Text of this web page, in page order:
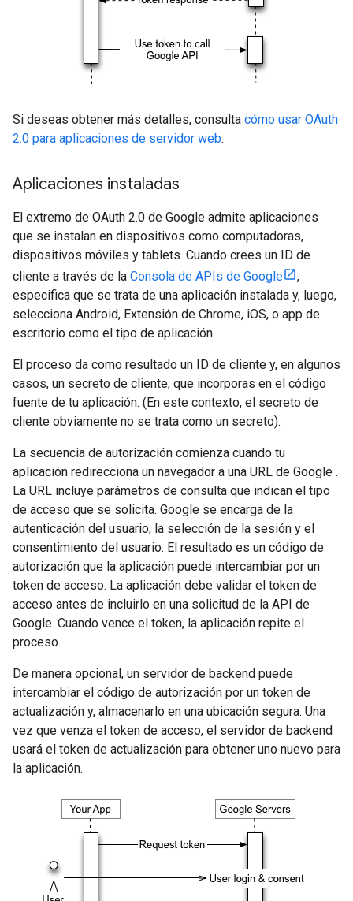
Si deseas obtener más detalles, consulta cómo usar OAuth
2.0 para aplicaciones de servidor web.
Aplicaciones instaladas
El extremo de OAuth 2.0 de Google admite aplicaciones
que se instalan en dispositivos como computadoras,
dispositivos móviles y tablets. Cuando crees un ID de
cliente a través de la Consola de APIs de Google
,
especifica que se trata de una aplicación instalada y, luego,
selecciona Android, Extensión de Chrome, iOS, o app de
escritorio como el tipo de aplicación.
El proceso da como resultado un ID de cliente y, en algunos
casos, un secreto de cliente, que incorporas en el código
fuente de tu aplicación. (En este contexto, el secreto de
cliente obviamente no se trata como un secreto).
La secuencia de autorización comienza cuando tu
aplicación redirecciona un navegador a una URL de Google .
La URL incluye parámetros de consulta que indican el tipo
de acceso que se solicita. Google se encarga de la
autenticación del usuario, la selección de la sesión y el
consentimiento del usuario. El resultado es un código de
autorización que la aplicación puede intercambiar por un
token de acceso. La aplicación debe validar el token de
acceso antes de incluirlo en una solicitud de la API de
Google. Cuando vence el token, la aplicación repite el
proceso.
De manera opcional, un servidor de backend puede
intercambiar el código de autorización por un token de
actualización y, almacenarlo en una ubicación segura. Una
vez que venza el token de acceso, el servidor de backend
usará el token de actualización para obtener uno nuevo para
la aplicación.